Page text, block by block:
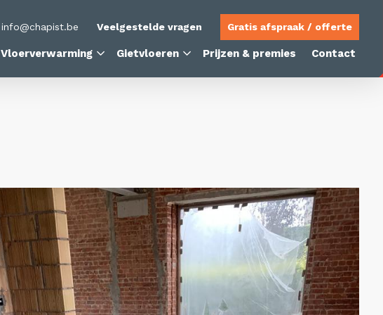
info@chapist.be Veelgestelde vragen Gratis afspraak / offerte
Vloerverwarming Gietvloeren Prijzen & premies Contact